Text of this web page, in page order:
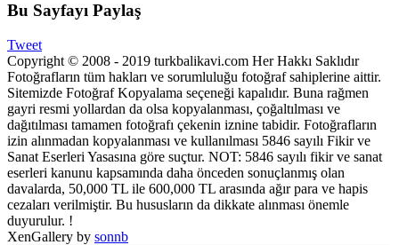
Bu Sayfayı Paylaş
Tweet
Copyright © 2008 - 2019 turkbalikavi.com Her Hakkı Saklıdır
Fotoğrafların tüm hakları ve sorumluluğu fotoğraf sahiplerine aittir.
Sitemizde Fotoğraf Kopyalama seçeneği kapalıdır. Buna rağmen
gayri resmi yollardan da olsa kopyalanması, çoğaltılması ve
dağıtılması tamamen fotoğrafı çekenin iznine tabidir. Fotoğrafların
izin alınmadan kopyalanması ve kullanılması 5846 sayılı Fikir ve
Sanat Eserleri Yasasına göre suçtur. NOT: 5846 sayılı fikir ve sanat
eserleri kanunu kapsamında daha önceden sonuçlanmış olan
davalarda, 50,000 TL ile 600,000 TL arasında ağır para ve hapis
cezaları verilmiştir. Bu hususların da dikkate alınması önemle
duyurulur. !
XenGallery by sonnb